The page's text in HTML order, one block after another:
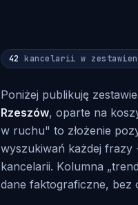
42 kancelarii w
Poniżej publikuję
Rzeszów, oparte na
w ruchu" to złożenie
wyszukiwań każdej frazy
kancelarii. Kolumna
dane faktograficzne, bez